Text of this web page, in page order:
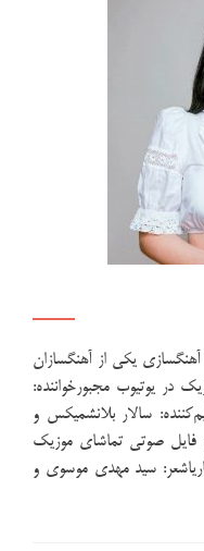
آهنگسازی یکی از آهنگسازان
در یوتیوب مجبورخواننده:
سالار بلانشمیکس و
فایل صوتی تماشای موزیک
سید مهدی موسوی و